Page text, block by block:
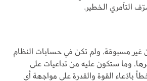
التآمري الخطير.
غير مسبوقة، ولم تكن في حسابات النظام
وما ستكون عليه من تداعيات على
بادّعاء القوة والقدرة على مواجهة أي